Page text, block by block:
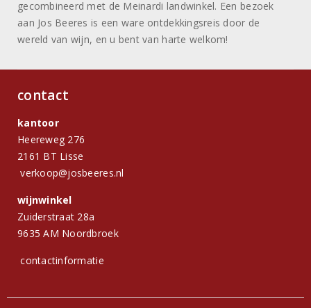
gecombineerd met de Meinardi landwinkel. Een bezoek
aan Jos Beeres is een ware ontdekkingsreis door de
wereld van wijn, en u bent van harte welkom!
contact
kantoor
Heereweg 276
2161 BT Lisse
verkoop@josbeeres.nl
wijnwinkel
Zuiderstraat 28a
9635 AM Noordbroek
contactinformatie